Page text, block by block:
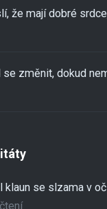
že mají dobré
změnit, dokud
klaun se slzama v